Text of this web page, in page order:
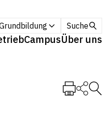
Suche
CampusÜber uns